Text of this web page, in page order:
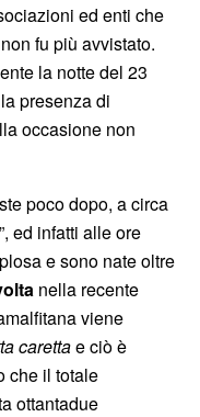
ed enti che
fu più avvistato.
la notte del 23
presenza di
occasione non
poco dopo, a circa
ed infatti alle ore
e sono nate oltre
nella recente
viene
carettae ciò è
che il totale
ottantadue